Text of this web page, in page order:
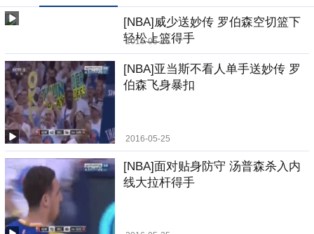
[NBA]威少送妙传 罗伯森空切篮下
轻松上篮得手
2016-05-25
[NBA]亚当斯不看人单手送妙传 罗
伯森飞身暴扣
2016-05-25
[NBA]面对贴身防守 汤普森杀入内
线大拉杆得手